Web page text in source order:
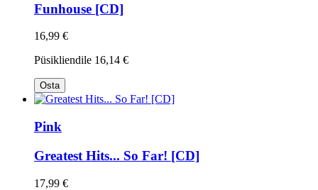
Funhouse [CD]
16,99 €
Püsikliendile 16,14 €
Osta
Pink
Greatest Hits... So Far! [CD]
17,99 €